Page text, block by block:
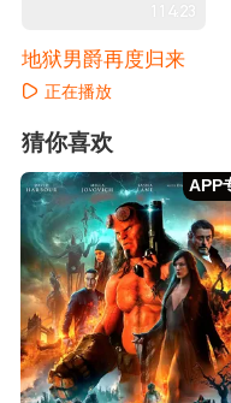
114:23
地狱男爵再度归来
正在播放
猜你喜欢
APP